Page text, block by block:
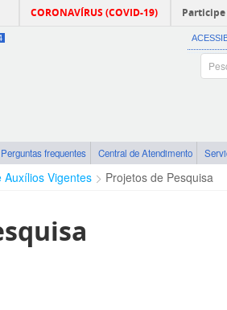
CORONAVÍRUS (COVID-19) Participe
Perguntas frequentes Central de Atendimento
Auxílios Vigentes Projetos de Pesquisa